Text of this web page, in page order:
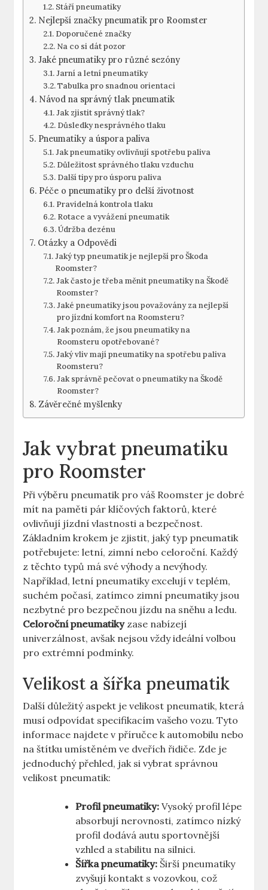
Stáří pneumatiky
Nejlepší značky pneumatik pro Roomster
Doporučené značky
Na co si dát pozor
Jaké pneumatiky pro různé sezóny
Jarní a letní pneumatiky
Tabulka pro snadnou orientaci
Návod na správný tlak pneumatik
Jak zjistit správný tlak?
Důsledky nesprávného tlaku
Pneumatiky a úspora paliva
Jak pneumatiky ovlivňují spotřebu paliva
Důležitost správného tlaku vzduchu
Další tipy pro úsporu paliva
Péče o pneumatiky pro delší životnost
Pravidelná kontrola tlaku
Rotace a vyvážení pneumatik
Údržba dezénu
Otázky a Odpovědi
Jaký typ pneumatik je nejlepší pro Škoda
Roomster?
Jak často je třeba měnit pneumatiky na Škodě
Roomster?
Jaké pneumatiky jsou považovány za nejlepší
pro jízdní komfort na Roomsteru?
Jak poznám, že jsou pneumatiky na
Roomsteru opotřebované?
Jaký vliv mají pneumatiky na spotřebu paliva
Roomsteru?
Jak správně pečovat o pneumatiky na Škodě
Roomster?
Závěrečné myšlenky
Jak vybrat pneumatiku
pro Roomster
Při výběru pneumatik pro váš Roomster je dobré
mít na paměti pár klíčových faktorů, které
ovlivňují jízdní vlastnosti a bezpečnost.
Základním krokem je zjistit, jaký typ pneumatik
potřebujete: letní, zimní nebo celoroční. Každý
z těchto typů má své výhody a nevýhody.
Například, letní pneumatiky excelují v teplém,
suchém počasí, zatímco zimní pneumatiky jsou
nezbytné pro bezpečnou jízdu na sněhu a ledu.
Celoroční pneumatikyzase nabízejí
univerzálnost, avšak nejsou vždy ideální volbou
pro extrémní podmínky.
Velikost a šířka pneumatik
Další důležitý aspekt je velikost pneumatik, která
musí odpovídat specifikacím vašeho vozu. Tyto
informace najdete v příručce k automobilu nebo
na štítku umístěném ve dveřích řidiče. Zde je
jednoduchý přehled, jak si vybrat správnou
velikost pneumatik:
Profil pneumatiky: Vysoký profil lépe
absorbují nerovnosti, zatímco nízký
profil dodává autu sportovnější
vzhled a stabilitu na silnici.
Šířka pneumatiky: Širší pneumatiky
zvyšují kontakt s vozovkou, což